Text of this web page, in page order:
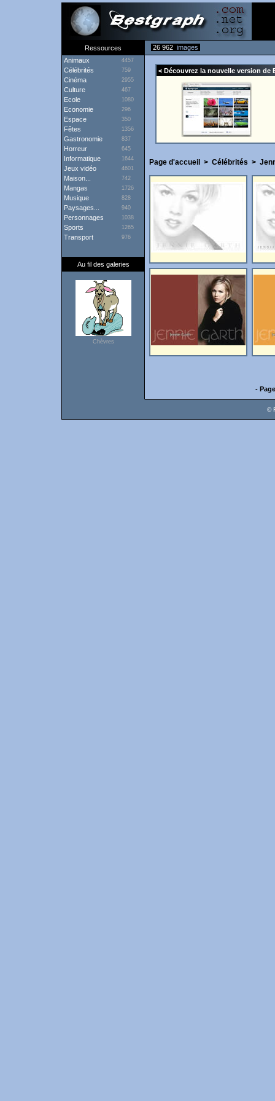
Ressources 26 962 images
Animaux
4457
Célébrités 759
Cinéma 2955
Culture 467
Ecole 1080
Economie 296
Espace 350
Fêtes 1356
Gastronomie 837
Horreur 645
Informatique 1644
Jeux vidéo 4601
Maison... 742
Mangas 1726
Musique 828
Paysages... 940
Personnages 1038
Sports 1265
Transport 976
Au fil des galeries
Chèvres
< Découvrez la nouvelle version de
Page d'accueil > Célébrités >
-
©